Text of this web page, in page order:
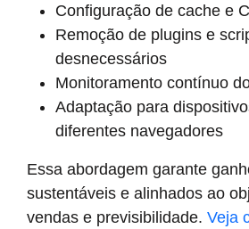
Configuração de cache e
Remoção de plugins e
desnecessários
Monitoramento contínuo
Adaptação para
diferentes navegadores
Essa abordagem garante
sustentáveis e alinhados ao
vendas e previsibilidade. Veja